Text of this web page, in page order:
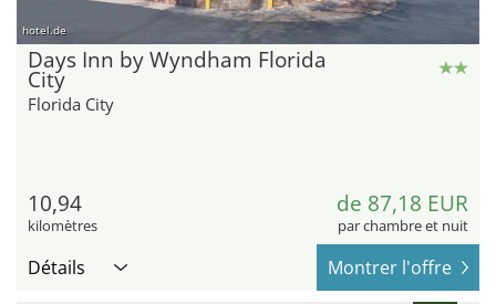
hotel.de
Days Inn by Wyndham Florida
City
Florida City
10,94
kilomètres
de 87,18 EUR
par chambre et nuit
Détails Montrer l'offre